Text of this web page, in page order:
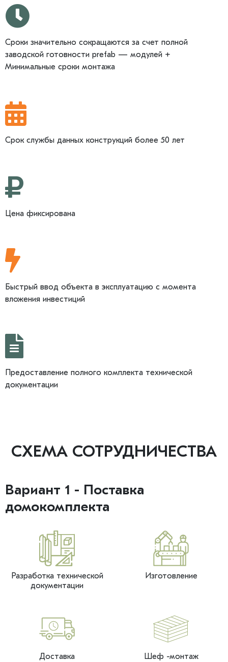
Сроки значительно сокращаются за счет полной
заводской готовности prefab — модулей +
Минимальные сроки монтажа
Срок службы данных конструкций более 50 лет
Цена фиксирована
Быстрый ввод объекта в эксплуатацию с момента
вложения инвестиций
Предоставление полного комплекта технической
документации
СХЕМА СОТРУДНИЧЕСТВА
Вариант 1 - Поставка
домокомплекта
Разработка технической
документации
Изготовление
Доставка Шеф -монтаж